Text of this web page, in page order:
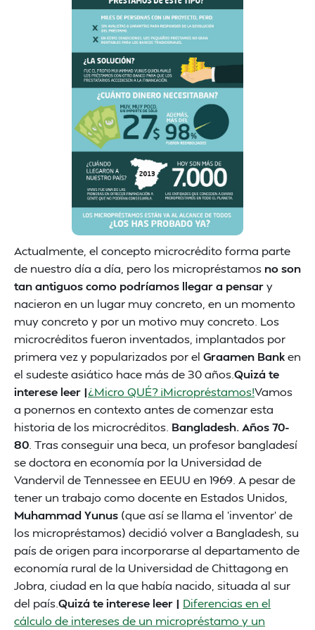
Actualmente, el concepto microcrédito forma parte
de nuestro día a día, pero los micropréstamos no son
tan antiguos como podríamos llegar a pensary
nacieron en un lugar muy concreto, en un momento
muy concreto y por un motivo muy concreto. Los
microcréditos fueron inventados, implantados por
primera vez y popularizados por el Graamen Banken
el sudeste asiático hace más de 30 años.Quizá te
interese leer |¿Micro QUÉ? ¡Micropréstamos!Vamos
a ponernos en contexto antes de comenzar esta
historia de los microcréditos. Bangladesh. Años 70-
80. Tras conseguir una beca, un profesor bangladesí
se doctora en economía por la Universidad de
Vandervil de Tennessee en EEUU en 1969. A pesar de
tener un trabajo como docente en Estados Unidos,
Muhammad Yunus (que así se llama el 'inventor' de
los micropréstamos) decidió volver a Bangladesh, su
país de origen para incorporarse al departamento de
economía rural de la Universidad de Chittagong en
Jobra, ciudad en la que había nacido, situada al sur
del país.Quizá te interese leer | Diferencias en el
cálculo de intereses de un micropréstamo y un